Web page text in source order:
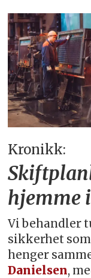
Kronikk:
hjemme
Vi behandler
sikkerhet som
henger
Danielsen,